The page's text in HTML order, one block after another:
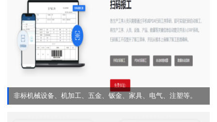
非标机械设备、机加工、五金、钣金、家具、电气、注塑等。